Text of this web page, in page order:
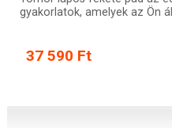
gyakorlatok, amelyek az Ön
37 590 Ft